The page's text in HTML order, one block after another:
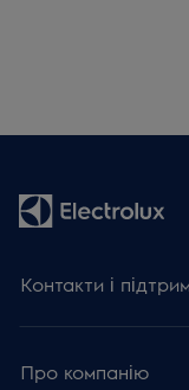
Контакти і
Про компанію